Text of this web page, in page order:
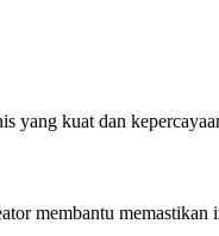
yang kuat dan
membantu memastikan